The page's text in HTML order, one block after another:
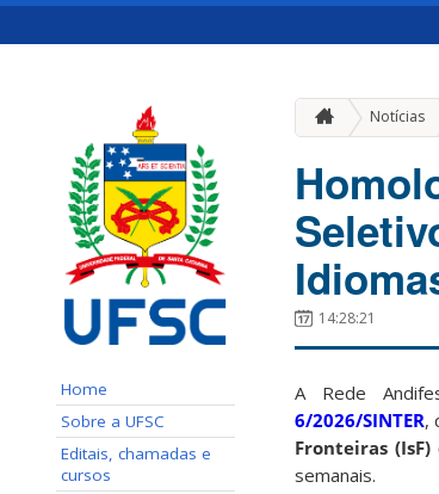
Home
Sobre a UFSC
Editais, chamadas e
cursos
Notícias
14:28:21
A Rede
6/2026/SINTER,
Fronteiras
semanais.